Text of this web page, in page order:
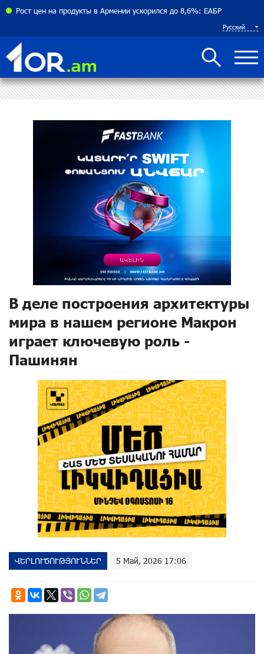
Рост цен на продукты в Армении ускорился до 8,6%: ЕАБР
Русский
В деле построения архитектуры
мира в нашем регионе Макрон
играет ключевую роль -
Пашинян
ՎԵՐԼՈՒԾՈՒԹՅՈՒՆՆԵՐ 5 Май, 2026 17:06